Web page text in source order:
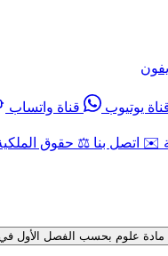
يوتيوب قناة واتساب
✉️ اتصل بنا ⚖️ حقوق
بحسب الفصل الأول في قسم